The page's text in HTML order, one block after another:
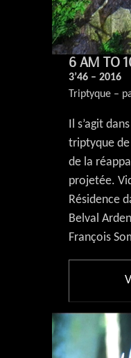
6 AM TO
3’46 – 2016
Triptyque –
Il s’agit
triptyque de
de la
projetée.
Résidence
Belval
François